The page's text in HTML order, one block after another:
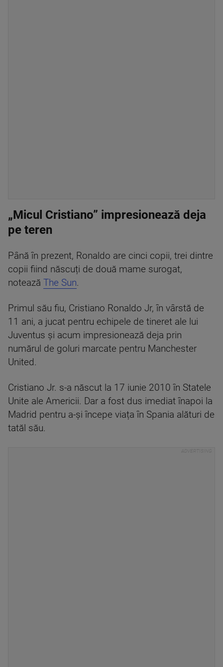
„Micul Cristiano” impresionează deja
pe teren
Până în prezent, Ronaldo are cinci copii, trei dintre
copii fiind născuți de două mame surogat,
notează The Sun.
Primul său fiu, Cristiano Ronaldo Jr, în vârstă de
11 ani, a jucat pentru echipele de tineret ale lui
Juventus și acum impresionează deja prin
numărul de goluri marcate pentru Manchester
United.
Cristiano Jr. s-a născut la 17 iunie 2010 în Statele
Unite ale Americii. Dar a fost dus imediat înapoi la
Madrid pentru a-și începe viața în Spania alături de
tatăl său.